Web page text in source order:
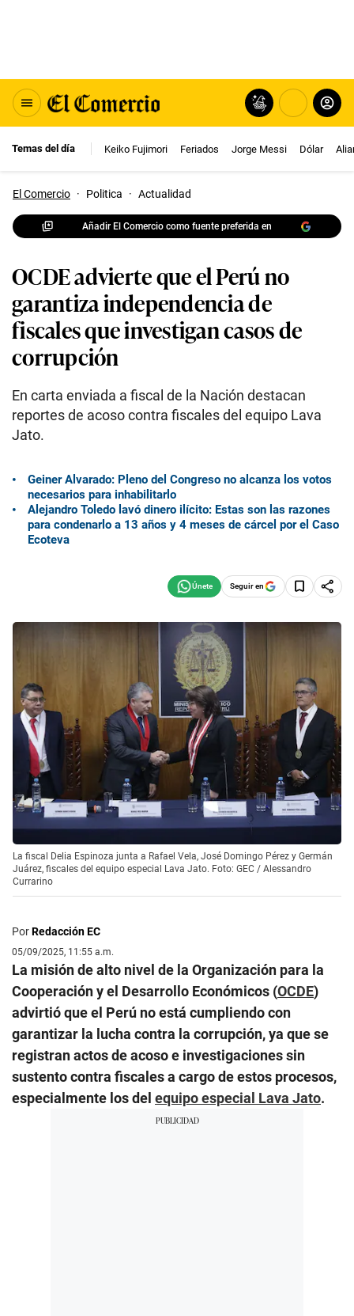
Temas del día Keiko Fujimori Feriados Jorge Messi Dólar
El Comercio · Politica · Actualidad
Añadir El Comercio como fuente preferida en
OCDE advierte que el Perú no
garantiza independencia de
fiscales que investigan casos de
corrupción
En carta enviada a fiscal de la Nación destacan
reportes de acoso contra fiscales del equipo Lava
Jato.
Geiner Alvarado: Pleno del Congreso no alcanza los votos
necesarios para inhabilitarlo
Alejandro Toledo lavó dinero ilícito: Estas son las razones
para condenarlo a 13 años y 4 meses de cárcel por el Caso
Ecoteva
Seguir en
La fiscal Delia Espinoza junta a Rafael Vela, José Domingo Pérez y Germán
Juárez, fiscales del equipo especial Lava Jato. Foto: GEC / Alessandro
Currarino
PorRedacción EC
05/09/2025, 11:55 a.m.
La misión de alto nivel de la Organización para la
Cooperación y el Desarrollo Económicos (OCDE)
advirtió que el Perú no está cumpliendo con
garantizar la lucha contra la corrupción, ya que se
registran actos de acoso e investigaciones sin
sustento contra fiscales a cargo de estos procesos,
especialmente los del equipo especial Lava Jato.